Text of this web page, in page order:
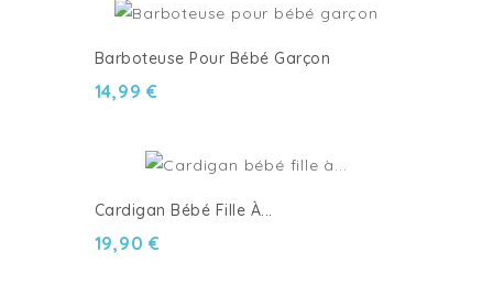
Barboteuse Pour Bébé Garçon
14,99 €
Cardigan Bébé Fille À...
19,90 €